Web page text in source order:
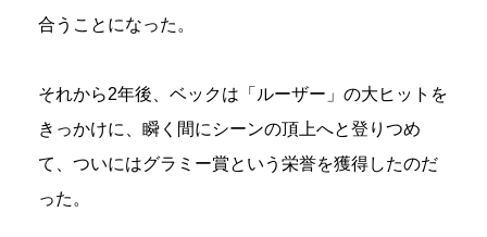
合うことになった。
それから2年後、ベックは「ルーザー」の大ヒットを
きっかけに、瞬く間にシーンの頂上へと登りつめ
て、ついにはグラミー賞という栄誉を獲得したのだ
った。